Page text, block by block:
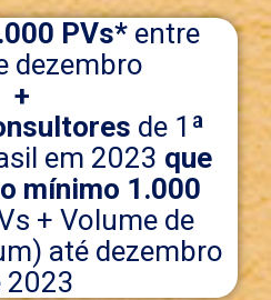
PVs* entre
dezembro
+
de 1ª
em 2023 que
mínimo 1.000
+ Volume de
até dezembro
2023